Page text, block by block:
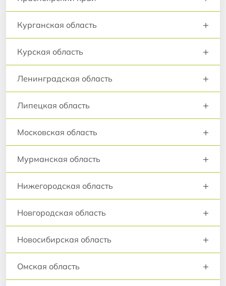
Курганская область +
Курская область +
Ленинградская область +
Липецкая область +
Московская область +
Мурманская область +
Нижегородская область +
Новгородская область +
Новосибирская область +
Омская область +